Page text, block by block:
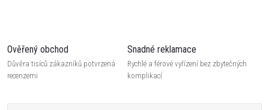
Ověřený obchod
Důvěra tisíců zákazníků potvrzená
recenzemi
Snadné reklamace
Rychlé a férové vyřízení bez zbytečných
komplikací